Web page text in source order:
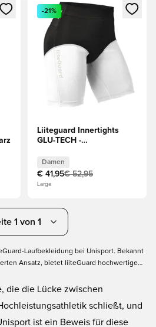
Anmelden oder Registrieren als
Öffnet ein Fenster zum
-21%
Liiteguard Innertights
GLU-TECH -
Damen
€ 41,95€ 52,95
Large
1 von 1
Laufbekleidung bei Unisport. Bekannt
Ansatz, bietet liiteGuard hochwertige
an, die darauf ausgelegt sind, die Leistung
zu beschleunigen. Von
ist jedes Kleidungsstück für den
intelligenter, erhole dich schneller und
die die Lücke zwischen
schließt, und
ist ein Beweis für diese